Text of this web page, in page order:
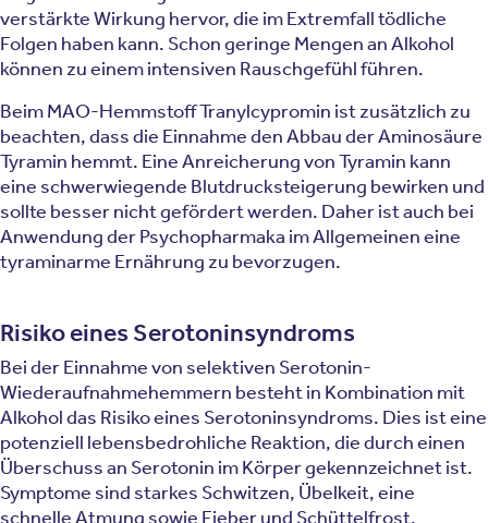
verstärkte Wirkung hervor, die im Extremfall tödliche
Folgen haben kann. Schon geringe Mengen an Alkohol
können zu einem intensiven Rauschgefühl führen.
Beim MAO-Hemmstoff Tranylcypromin ist zusätzlich zu
beachten, dass die Einnahme den Abbau der Aminosäure
Tyramin hemmt. Eine Anreicherung von Tyramin kann
eine schwerwiegende Blutdrucksteigerung bewirken und
sollte besser nicht gefördert werden. Daher ist auch bei
Anwendung der Psychopharmaka im Allgemeinen eine
tyraminarme Ernährung zu bevorzugen.
Risiko eines Serotoninsyndroms
Bei der Einnahme von selektiven Serotonin-
Wiederaufnahmehemmern besteht in Kombination mit
Alkohol das Risiko eines Serotoninsyndroms. Dies ist eine
potenziell lebensbedrohliche Reaktion, die durch einen
Überschuss an Serotonin im Körper gekennzeichnet ist.
Symptome sind starkes Schwitzen, Übelkeit, eine
schnelle Atmung sowie Fieber und Schüttelfrost.